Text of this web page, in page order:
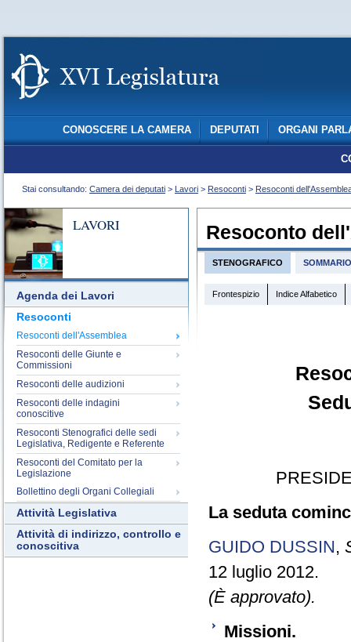
CONOSCERE LA CAMERA DEPUTATI ORGANI
Stai consultando: Camera dei deputati > Lavori > Resoconti > Resoconti
LAVORI
Agenda dei Lavori
Resoconti
Resoconti dell'Assemblea
Resoconti delle Giunte e
Commissioni
Resoconti delle audizioni
Resoconti delle indagini
conoscitive
Resoconti Stenografici delle sedi
Legislativa, Redigente e Referente
Resoconti del Comitato per la
Legislazione
Bollettino degli Organi Collegiali
Attività Legislativa
Attività di indirizzo, controllo e
conoscitiva
Resoconto
STENOGRAFICO SOMMARIO
Frontespizio Indice Alfabetico
La seduta
GUIDO DUSSIN,
12 luglio 2012.
(È approvato).
Missioni.